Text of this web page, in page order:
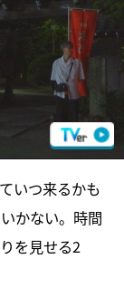
いつ来るかも
かない。時間
を見せる2